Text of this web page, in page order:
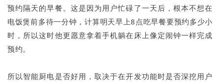
预约隔天的早餐。这是因为用户忙碌了一天后，根本不想在
电饭煲前多待一分钟，计算明天早上8点吃早餐要预约多少小
时，所以这时他更愿意拿着手机躺在床上像定闹钟一样完成
预约。
所以智能厨电是否好用，取决于在开发功能时是否深挖用户